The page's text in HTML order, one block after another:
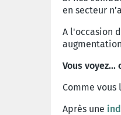
en secteur
A l'occasion
Vous
Comme vous
Après une